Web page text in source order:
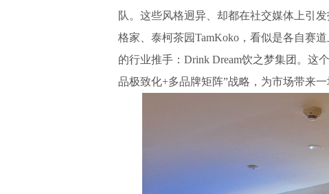
队。这些风格迥异、却都在社交媒体上引
格家、泰柯茶园TamKoko，看似是各自赛
的行业推手：Drink Dream饮之梦集团。这
品极致化+多品牌矩阵”战略，为市场带来一